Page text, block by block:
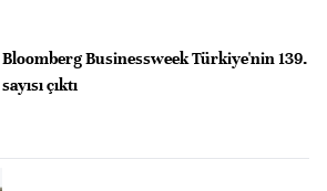
Bloomberg Businessweek Türkiye'nin 139.
sayısı çıktı